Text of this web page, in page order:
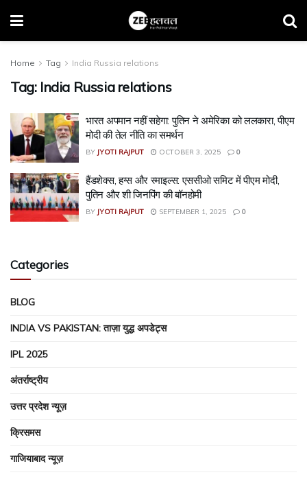
Home Tag India Russia relations
Tag: India Russia relations
भारत अपमान नहीं सहेगा: पुतिन ने अमेरिका को ललकारा, पीएम
मोदी की तेल नीति का समर्थन
BY JYOTI RAJPUT OCTOBER 3, 2025 0
हैंडशेक्स, हग्स और स्माइल्स: एससीओ समिट में पीएम मोदी,
पुतिन और शी जिनपिंग की बॉनहोमी
BY JYOTI RAJPUT SEPTEMBER 1, 2025 0
Categories
BLOG
INDIA VS PAKISTAN: ताज़ा युद्ध अपडेट्स
IPL 2025
अंतर्राष्ट्रीय
उत्तर प्रदेश न्यूज़
क्रिसमस
गाजियाबाद न्यूज़